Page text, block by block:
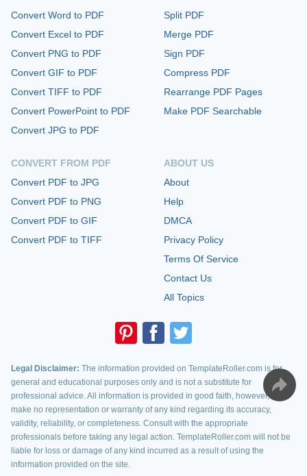
Convert Word to PDF
Convert Excel to PDF
Convert PNG to PDF
Convert GIF to PDF
Convert TIFF to PDF
Convert PowerPoint to PDF
Convert JPG to PDF
CONVERT FROM PDF
Convert PDF to JPG
Convert PDF to PNG
Convert PDF to GIF
Convert PDF to TIFF
Split PDF
Merge PDF
Sign PDF
Compress PDF
Rearrange PDF Pages
Make PDF Searchable
ABOUT US
About
Help
DMCA
Privacy Policy
Terms Of Service
Contact Us
All Topics
Legal Disclaimer: The information provided on TemplateRoller.com is for
general and educational purposes only and is not a substitute for
professional advice. All information is provided in good faith, however, we
make no representation or warranty of any kind regarding its accuracy,
validity, reliability, or completeness. Consult with the appropriate
professionals before taking any legal action. TemplateRoller.com will not be
liable for loss or damage of any kind incurred as a result of using the
information provided on the site.